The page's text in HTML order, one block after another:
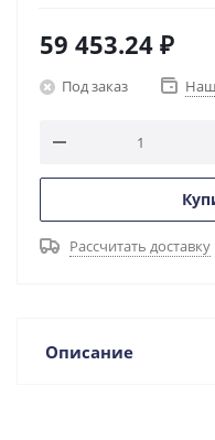
59 453.24 ₽
Под заказ
Рассчитать доставку
Описание